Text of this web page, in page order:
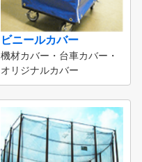
ビニールカバー
機材カバー・台車カバー・
オリジナルカバー